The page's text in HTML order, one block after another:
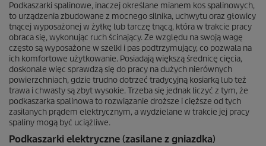
Podkaszarki spalinowe, inaczej określane mianem kos spalinowych,
to urządzenia zbudowane z mocnego silnika, uchwytu oraz głowicy
tnącej wyposażonej w żyłkę lub tarczę tnącą, która w trakcie pracy
obraca się, wykonując ruch ścinający. Ze względu na swoją wagę
często są wyposażone w szelki i pas podtrzymujący, co pozwala na
ich komfortowe użytkowanie. Posiadają większą średnicę cięcia,
doskonale więc sprawdzą się do pracy na dużych nierównych
powierzchniach, gdzie trudno dotrzeć tradycyjną kosiarką lub też
trawa i chwasty są zbyt wysokie. Trzeba się jednak liczyć z tym, że
podkaszarka spalinowa to rozwiązanie droższe i cięższe od tych
zasilanych prądem elektrycznym, a wydzielane w trakcie jej pracy
spaliny mogą być uciążliwe.
Podkaszarki elektryczne (zasilane z gniazdka)